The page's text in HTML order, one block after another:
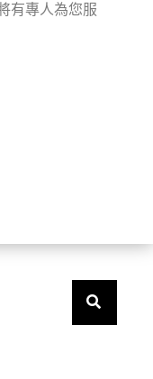
有專人為您服